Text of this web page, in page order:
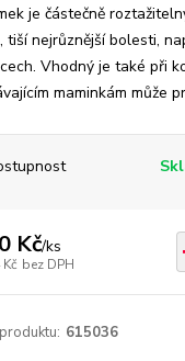
je částečně
tiší nejrůznější bolesti,
Vhodný je také při
maminkám může
Kč/ks
bez DPH
615036